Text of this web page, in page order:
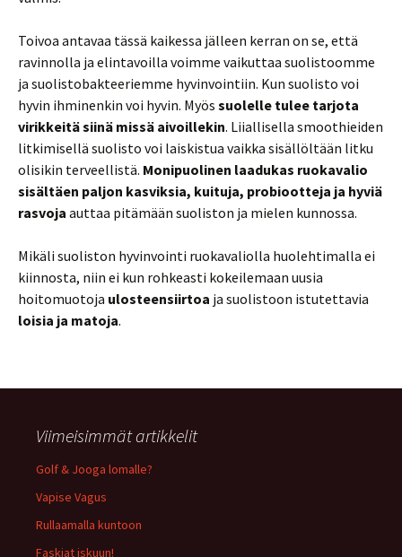
Toivoa antavaa tässä kaikessa jälleen kerran on se, että
ravinnolla ja elintavoilla voimme vaikuttaa suolistoomme
ja suolistobakteeriemme hyvinvointiin. Kun suolisto voi
hyvin ihminenkin voi hyvin. Myös suolelle tulee tarjota
virikkeitä siinä missä aivoillekin. Liiallisella smoothieiden
litkimisellä suolisto voi laiskistua vaikka sisällöltään litku
olisikin terveellistä. Monipuolinen laadukas ruokavalio
sisältäen paljon kasviksia, kuituja, probiootteja ja hyviä
rasvoja auttaa pitämään suoliston ja mielen kunnossa.
Mikäli suoliston hyvinvointi ruokavaliolla huolehtimalla ei
kiinnosta, niin ei kun rohkeasti kokeilemaan uusia
hoitomuotoja ulosteensiirtoa ja suolistoon istutettavia
loisia ja matoja.
Viimeisimmät artikkelit
Golf & Jooga lomalle?
Vapise Vagus
Rullaamalla kuntoon
Faskiat iskuun!